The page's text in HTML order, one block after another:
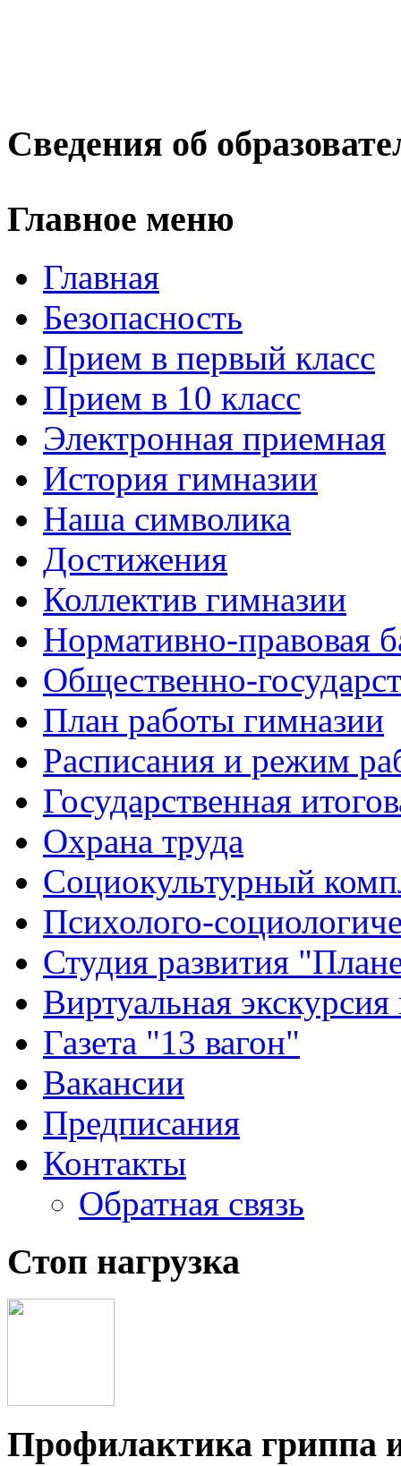
Сведения об
Главное меню
Главная
Безопасность
Прием в первый класс
Прием в 10 класс
Электронная приемная
История гимназии
Наша символика
Достижения
Коллектив гимназии
Нормативно-правовая
Общественно-
План работы гимназии
Расписания и режим
Государственная
Охрана труда
Социокультурный
Психолого-
Студия развития
Виртуальная
Газета "13 вагон"
Вакансии
Предписания
Контакты
Обратная связь
Стоп нагрузка
Профилактика